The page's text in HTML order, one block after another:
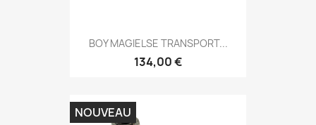
BOY MAGIELSE TRANSPORT...
134,00 €
NOUVEAU